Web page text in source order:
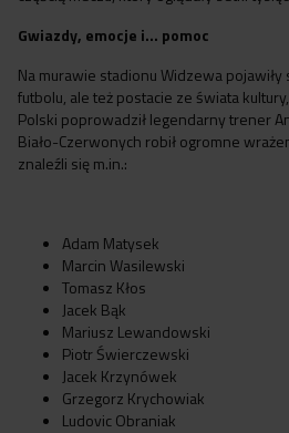
Gwiazdy, emocje i... pomoc
Na murawie stadionu Widzewa
futbolu, ale też postacie ze świata
Polski poprowadził legendarny trener
Biało-Czerwonych robił ogromne
znaleźli się m.in.:
Adam Matysek
Marcin Wasilewski
Tomasz Kłos
Jacek Bąk
Mariusz Lewandowski
Piotr Świerczewski
Jacek Krzynówek
Grzegorz Krychowiak
Ludovic Obraniak